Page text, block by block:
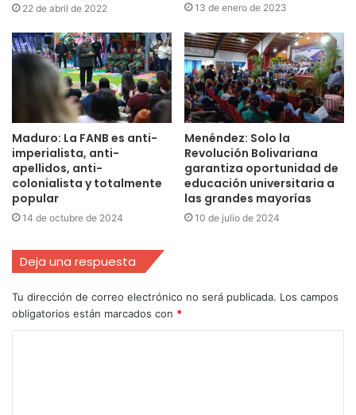
22 de abril de 2022 13 de enero de 2023
Maduro: La FANB es anti-
imperialista, anti-
apellidos, anti-
colonialista y totalmente
popular
14 de octubre de 2024
Menéndez: Solo la
Revolución Bolivariana
garantiza oportunidad de
educación universitaria a
las grandes mayorías
10 de julio de 2024
Deja una respuesta
Tu dirección de correo electrónico no será publicada. Los campos
obligatorios están marcados con *